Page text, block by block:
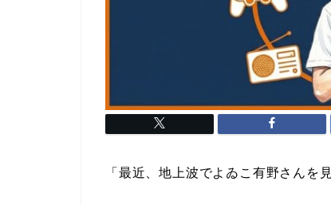
「最近、地上波でよゐこ有野さんを